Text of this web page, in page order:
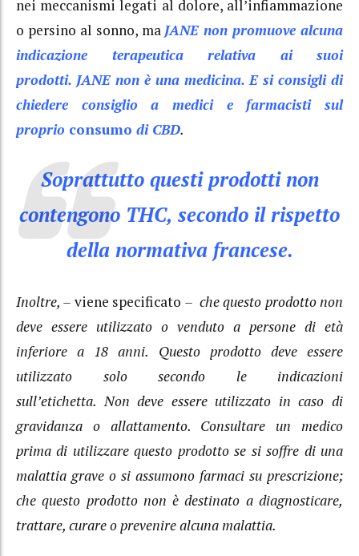
nei meccanismi legati al dolore, all’infiammazione
o persino al sonno, ma JANE non promuove alcuna
indicazione terapeutica relativa ai suoi
prodotti. JANE non è una medicina. E si consigli di
chiedere consiglio a medici e farmacisti sul
proprio consumo di CBD.
Soprattutto questi prodotti non
contengono THC, secondo il rispetto
della normativa francese.
Inoltre, – viene specificato – che questo prodotto non
deve essere utilizzato o venduto a persone di età
inferiore a 18 anni. Questo prodotto deve essere
utilizzato solo secondo le indicazioni
sull’etichetta. Non deve essere utilizzato in caso di
gravidanza o allattamento. Consultare un medico
prima di utilizzare questo prodotto se si soffre di una
malattia grave o si assumono farmaci su prescrizione;
che questo prodotto non è destinato a diagnosticare,
trattare, curare o prevenire alcuna malattia.